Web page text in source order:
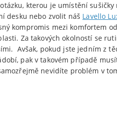
kterou je umístění sušičky
desku nebo zvolit náš Lavello
kompromis mezi komfortem
Za takových okolností se
Avšak, pokud jste jedním z
pak v takovém případě
nevidíte problém v